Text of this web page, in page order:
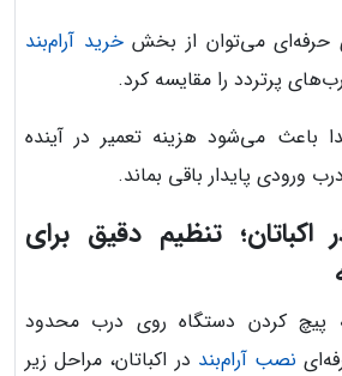
حرفه‌ای می‌توان از بخشخرید آرام‌بند
پرتردد را مقایسه کرد.
باعث می‌شود هزینه تعمیر در آینده
ورودی پایدار باقی بماند.
اکباتان؛ تنظیم دقیق برای
پیچ کردن دستگاه روی درب محدود
نصب آرام‌بند در اکباتان، مراحل زیر